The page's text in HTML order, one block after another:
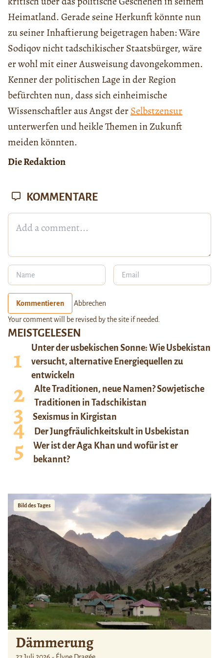
Heimatland. Gerade seine Herkunft könnte nun
zu seiner Inhaftierung beigetragen haben: Wäre
Sodiqov nicht tadschikischer Staatsbürger, wäre
er wohl mit einer Ausweisung davongekommen.
Kenner der politischen Lage in der Region
befürchten nun, dass sich einheimische
Wissenschaftler aus Angst derSelbstzensur
unterwerfen und heikle Themen in Zukunft
meiden könnten.
Die Redaktion
MEISTGELESEN
Unter der usbekischen Sonne: Wie Usbekistan
versucht, alternative Energiequellen zu
entwickeln
Alte Traditionen, neue Namen? Sowjetische
Traditionen in Tadschikistan
Sexismus in Kirgistan
Der Jungfräulichkeitskult in Usbekistan
Wer ist der Aga Khan und wofür ist er
bekannt?
Bild des Tages
Dämmerung
KOMMENTARE
Kommentieren Abbrechen
Your comment will be revised by the site if needed.